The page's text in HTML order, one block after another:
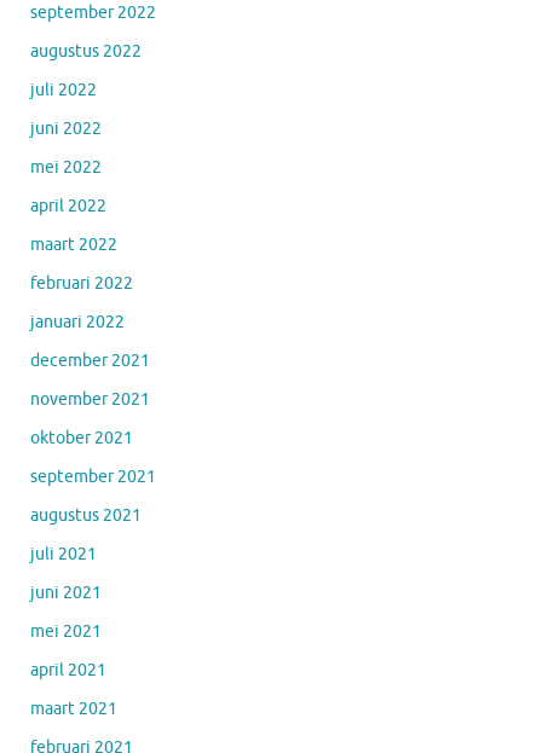
september 2022
augustus 2022
juli 2022
juni 2022
mei 2022
april 2022
maart 2022
februari 2022
januari 2022
december 2021
november 2021
oktober 2021
september 2021
augustus 2021
juli 2021
juni 2021
mei 2021
april 2021
maart 2021
februari 2021